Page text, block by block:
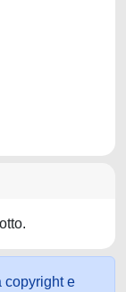
copyright e